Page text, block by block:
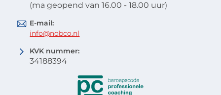
(ma geopend van 16.00 - 18.00 uur)
E-mail:
info@nobco.nl
KVK nummer:
34188394